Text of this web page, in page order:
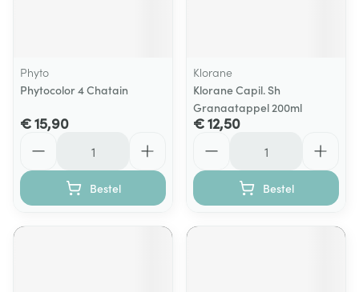
Phyto
Phytocolor 4 Chatain
€ 15,90
Bestel
Klorane
Klorane Capil. Sh
Granaatappel 200ml
€ 12,50
Bestel